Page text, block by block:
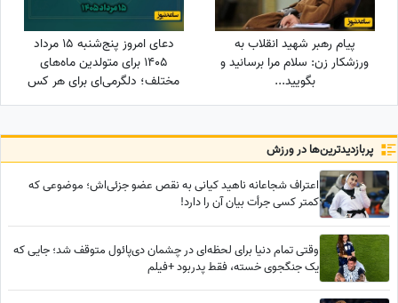
پیام رهبر شهید انقلاب به
ورزشکار زن: سلام مرا برسانید و
بگویید...
دعای امروز پنج‌شنبه 15 مرداد
1405 برای متولدین ماه‌های
مختلف؛ دلگرمی‌ای برای هر کس
که در آرزوها و نیازهای زندگی
پربازدید‌ترین‌ها در ورزش
اعتراف شجاعانه ناهید کیانی به نقص عضو جزئی‌اش؛ موضوعی که
کمتر کسی جرأت بیان آن را دارد!
وقتی تمام دنیا برای لحظه‌ای در چشمان دی‌پائول متوقف شد؛ جایی که
یک جنگجوی خسته، فقط پدربود +فیلم